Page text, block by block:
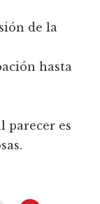
de la
hasta
parecer es